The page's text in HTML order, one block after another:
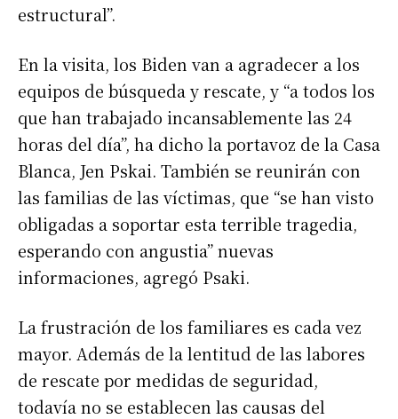
estructural”.
En la visita, los Biden van a agradecer a los
equipos de búsqueda y rescate, y “a todos los
que han trabajado incansablemente las 24
horas del día”, ha dicho la portavoz de la Casa
Blanca, Jen Pskai. También se reunirán con
las familias de las víctimas, que “se han visto
obligadas a soportar esta terrible tragedia,
esperando con angustia” nuevas
informaciones, agregó Psaki.
La frustración de los familiares es cada vez
mayor. Además de la lentitud de las labores
de rescate por medidas de seguridad,
todavía no se establecen las causas del